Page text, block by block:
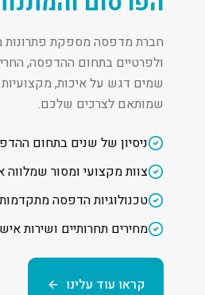
חברת מדפסה מספקת פתרונות
ולפרטיים בתחום ההדפסה,
שמים דגש על איכות, מקצועיות
שמותאם לצרכים שלכם.
ניסיון של שנים בתחום
צוות מקצועי ומסור
טכנולוגיות הדפסה
מחירים תחרותיים ושירות
קראו עוד עלינו